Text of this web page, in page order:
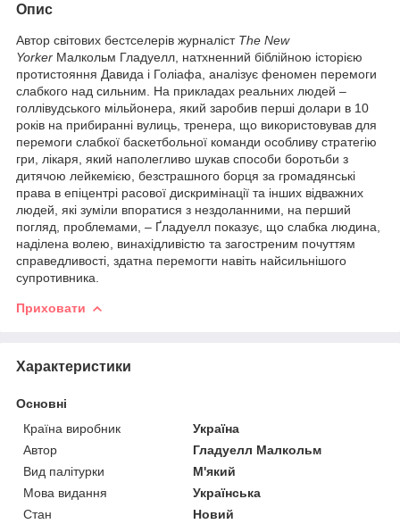
Опис
Автор світових бестселерів журналіст The New
Yorker Малкольм Гладуелл, натхненний біблійною історією
протистояння Давида і Голіафа, аналізує феномен перемоги
слабкого над сильним. На прикладах реальних людей –
голлівудського мільйонера, який заробив перші долари в 10
років на прибиранні вулиць, тренера, що використовував для
перемоги слабкої баскетбольної команди особливу стратегію
гри, лікаря, який наполегливо шукав способи боротьби з
дитячою лейкемією, безстрашного борця за громадянські
права в епіцентрі расової дискримінації та інших відважних
людей, які зуміли впоратися з нездоланними, на перший
погляд, проблемами, – Ґладуелл показує, що слабка людина,
наділена волею, винахідливістю та загостреним почуттям
справедливості, здатна перемогти навіть найсильнішого
супротивника.
Приховати
Характеристики
Основні
Країна виробник
Україна
Автор
Гладуелл Малкольм
Вид палітурки
М'який
Мова видання
Українська
Стан
Новий